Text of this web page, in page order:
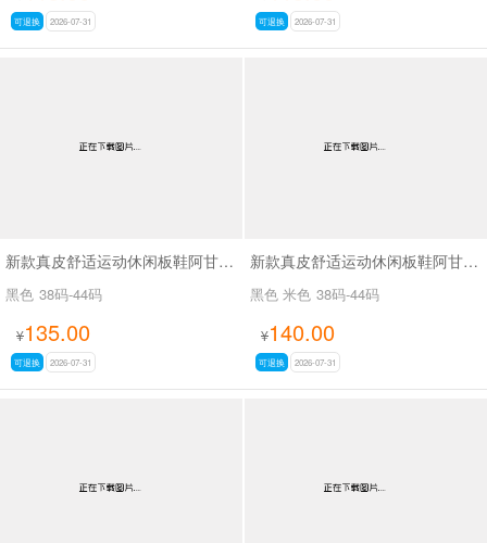
可退换 2026-07-31 可退换 2026-07-31
新款真皮舒适运动休闲板鞋阿甘鞋SA270
黑色 38码-44码
¥135.00
可退换 2026-07-31
新款真皮舒适运动休闲板鞋阿甘鞋休闲男鞋SA268
黑色 米色 38码-44码
¥140.00
可退换 2026-07-31